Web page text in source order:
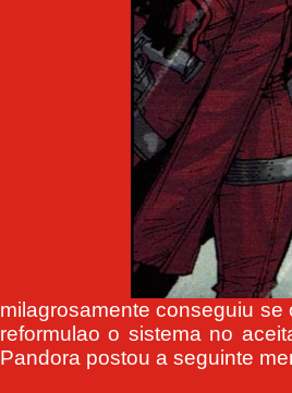
milagrosamente conseguiu
reformulao o sistema no
Pandora postou a seguinte